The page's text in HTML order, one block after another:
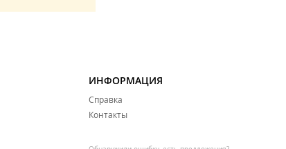
ИНФОРМАЦИЯ
Справка
Контакты